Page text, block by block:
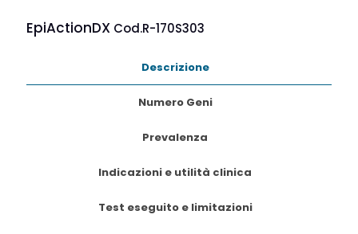
EpiActionDX Cod.R-170S303
Descrizione
Numero Geni
Prevalenza
Indicazioni e utilità clinica
Test eseguito e limitazioni